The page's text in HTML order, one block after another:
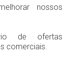
nossos
de ofertas
comerciais.